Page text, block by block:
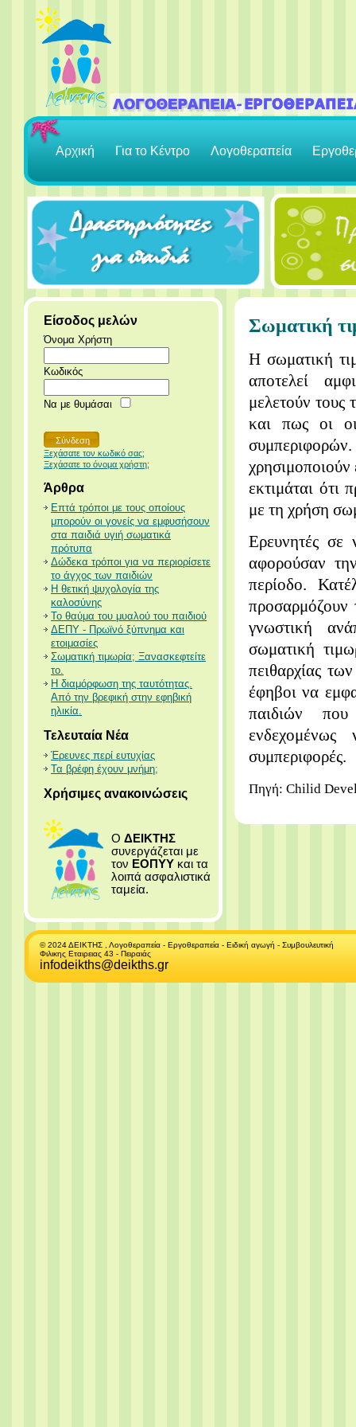
Αρχική Για το Κέντρο Λογοθεραπεία
Είσοδος μελών
Όνομα Χρήστη
Κωδικός
Να με θυμάσαι
Ξεχάσατε τον κωδικό σας;
Ξεχάσατε το όνομα χρήστη;
Άρθρα
Επτά τρόποι με τους οποίους
μπορούν οι γονείς να εμφυσήσουν
στα παιδιά υγιή σωματικά
πρότυπα
Δώδεκα τρόποι για να περιορίσετε
το άγχος των παιδιών
Η θετική ψυχολογία της
καλοσύνης
Το θαύμα του μυαλού του παιδιού
ΔΕΠΥ - Πρωϊνό ξύπνημα και
ετοιμασίες
Σωματική τιμωρία; Ξανασκεφτείτε
το.
Η διαμόρφωση της ταυτότητας.
Από την βρεφική στην εφηβική
ηλικία.
Τελευταία Νέα
Έρευνες περί ευτυχίας
Τα βρέφη έχουν μνήμη;
Χρήσιμες ανακοινώσεις
Ο ΔΕΙΚΤΗΣ
συνεργάζεται με
τον ΕΟΠΥΥ και τα
λοιπά ασφαλιστικά
ταμεία.
Σωματική
Η σωματική
αποτελεί
μελετούν τους
και πως οι
συμπεριφορών.
χρησιμοποιούν
εκτιμάται ότι
με τη χρήση
Ερευνητές σε
αφορούσαν
περίοδο.
προσαρμόζουν
γνωστική
σωματική
πειθαρχίας
έφηβοι να
παιδιών που
συμπεριφορές.
Πηγή: Chilid
© 2024 ΔΕΙΚΤΗΣ , Λογοθεραπεία - Εργοθεραπεία - Ειδική αγωγή - Συμβουλευτική
Φιλικης Εταιρειας 43 - Πειραιάς
infodeikths@deikths.gr